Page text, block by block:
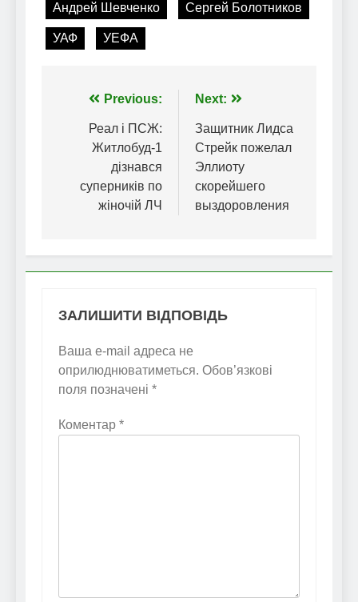
Андрей Шевченко Сергей Болотников
УАФ УЕФА
Навігація
записів
Previous:
Реал і ПСЖ:
Житлобуд-1
дізнався
суперників по
жіночій ЛЧ
Next:
Защитник Лидса
Стрейк пожелал
Эллиоту
скорейшего
выздоровления
ЗАЛИШИТИ ВІДПОВІДЬ
Ваша e-mail адреса не
оприлюднюватиметься. Обов’язкові
поля позначені *
Коментар *